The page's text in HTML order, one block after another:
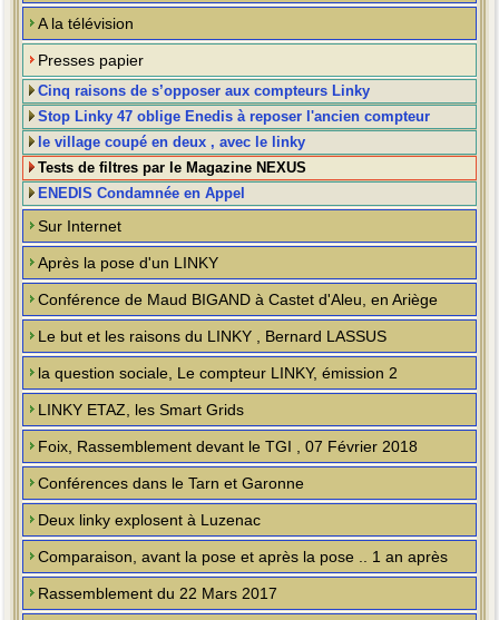
A la télévision
Presses papier
Cinq raisons de s’opposer aux compteurs Linky
Stop Linky 47 oblige Enedis à reposer l'ancien compteur
le village coupé en deux , avec le linky
Tests de filtres par le Magazine NEXUS
ENEDIS Condamnée en Appel
Sur Internet
Après la pose d'un LINKY
Conférence de Maud BIGAND à Castet d'Aleu, en Ariège
Le but et les raisons du LINKY , Bernard LASSUS
la question sociale, Le compteur LINKY, émission 2
LINKY ETAZ, les Smart Grids
Foix, Rassemblement devant le TGI , 07 Février 2018
Conférences dans le Tarn et Garonne
Deux linky explosent à Luzenac
Comparaison, avant la pose et après la pose .. 1 an après
Rassemblement du 22 Mars 2017